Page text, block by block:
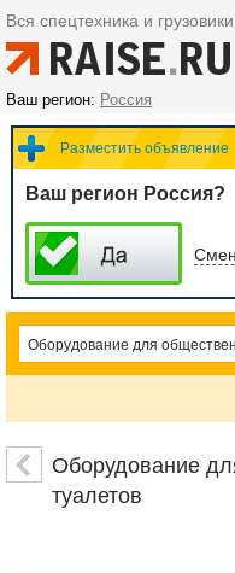
Вся спецтехника и грузовики
Ваш регион: Россия
Разместить объявление
Ваш регион Россия?
ЦенаОборудование
туалетов